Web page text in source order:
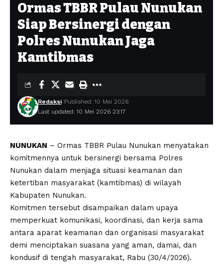
Ormas TBBR Pulau Nunukan
Siap Bersinergi dengan
Polres Nunukan Jaga
Kamtibmas
Last updated: 10 Mei 2026 23:17
Redaksi Published: 10 Mei 2026
NUNUKAN – Ormas TBBR Pulau Nunukan menyatakan
komitmennya untuk bersinergi bersama Polres
Nunukan dalam menjaga situasi keamanan dan
ketertiban masyarakat (kamtibmas) di wilayah
Kabupaten Nunukan.
Komitmen tersebut disampaikan dalam upaya
memperkuat komunikasi, koordinasi, dan kerja sama
antara aparat keamanan dan organisasi masyarakat
demi menciptakan suasana yang aman, damai, dan
kondusif di tengah masyarakat, Rabu (30/4/2026).